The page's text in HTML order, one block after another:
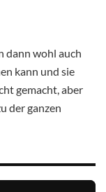
dann wohl auch
kann und sie
gemacht, aber
der ganzen